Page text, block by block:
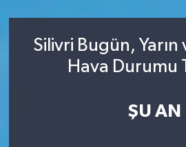
Silivri Bugün, Yarın
Hava Durumu
ŞU AN
Süper Lig Puan Durumu ve